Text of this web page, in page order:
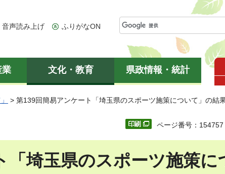
音声読み上げ ふりがなON
業 文化・教育 県政情報・統計
> 第139回簡易アンケート「埼玉県のスポーツ施策について」の結
ページ番号：154757
埼玉県のスポーツ施策に